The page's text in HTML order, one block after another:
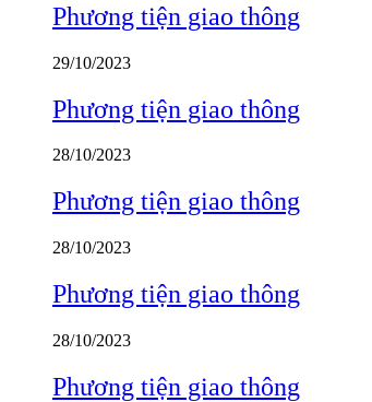
Phương tiện giao thông
29/10/2023
Phương tiện giao thông
28/10/2023
Phương tiện giao thông
28/10/2023
Phương tiện giao thông
28/10/2023
Phương tiện giao thông